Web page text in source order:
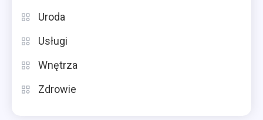
Uroda
Usługi
Wnętrza
Zdrowie